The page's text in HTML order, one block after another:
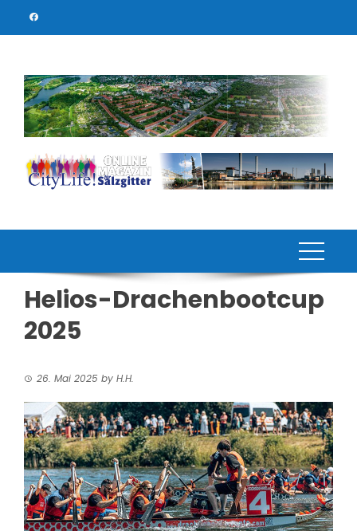
Helios-Drachenbootcup
2025
26. Mai 2025 by H.H.